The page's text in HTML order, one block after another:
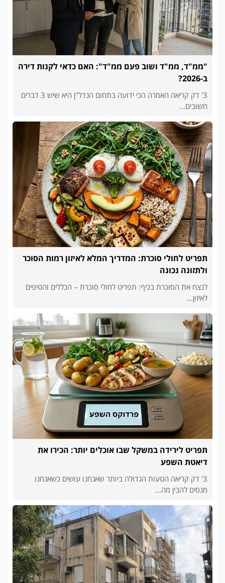
"ממ"ד, ממ"ד ושוב פעם ממ"ד": האם כדאי לקנות דירה
ב-2026?
3' דק קריאה האמרה הכי ידועה בתחום הנדל"ן היא שיש 3 דברים
חשובים...
תפריט לחולי סוכרת: המדריך המלא לאיזון רמות הסוכר
ולתזונה נכונה
לנצח את הסוכרת בכיף: תפריט לחולי סוכרת – הכללים והטיפים
לאיזון...
תפריט לירידה במשקל שבו אוכלים יותר: הכירו את
דיאטת השפע
3' דק קריאה הטעות הגדולה ביותר שאנחנו עושים כשאנחנו
מנסים להבין מה...